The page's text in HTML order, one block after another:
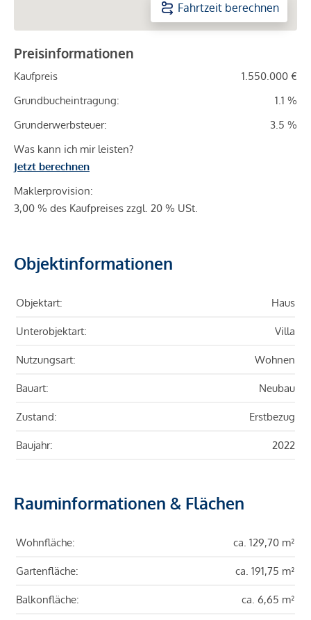
Fahrtzeit berechnen
Preisinformationen
Kaufpreis
1.550.000 €
Grundbucheintragung:
1.1 %
Grunderwerbsteuer:
3.5 %
Was kann ich mir leisten?
Jetzt berechnen
Maklerprovision:
3,00 % des Kaufpreises zzgl. 20 % USt.
Objektinformationen
Objektart: Haus
Unterobjektart: Villa
Nutzungsart: Wohnen
Bauart: Neubau
Zustand: Erstbezug
Baujahr: 2022
Rauminformationen & Flächen
Wohnfläche: ca. 129,70 m²
Gartenfläche: ca. 191,75 m²
Balkonfläche: ca. 6,65 m²